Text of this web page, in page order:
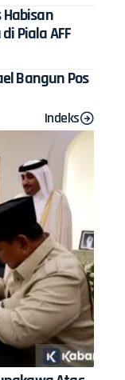
Habisan
Piala AFF
Bangun Pos
Indeks